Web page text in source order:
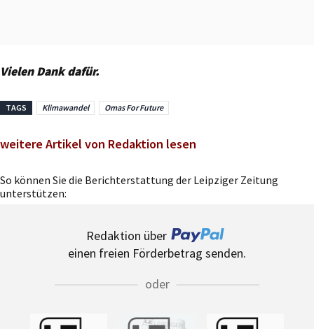
Vielen Dank dafür.
TAGS Klimawandel Omas For Future
weitere Artikel von Redaktion lesen
So können Sie die Berichterstattung der Leipziger Zeitung
unterstützen:
Redaktion über
einen freien Förderbetrag senden.
oder